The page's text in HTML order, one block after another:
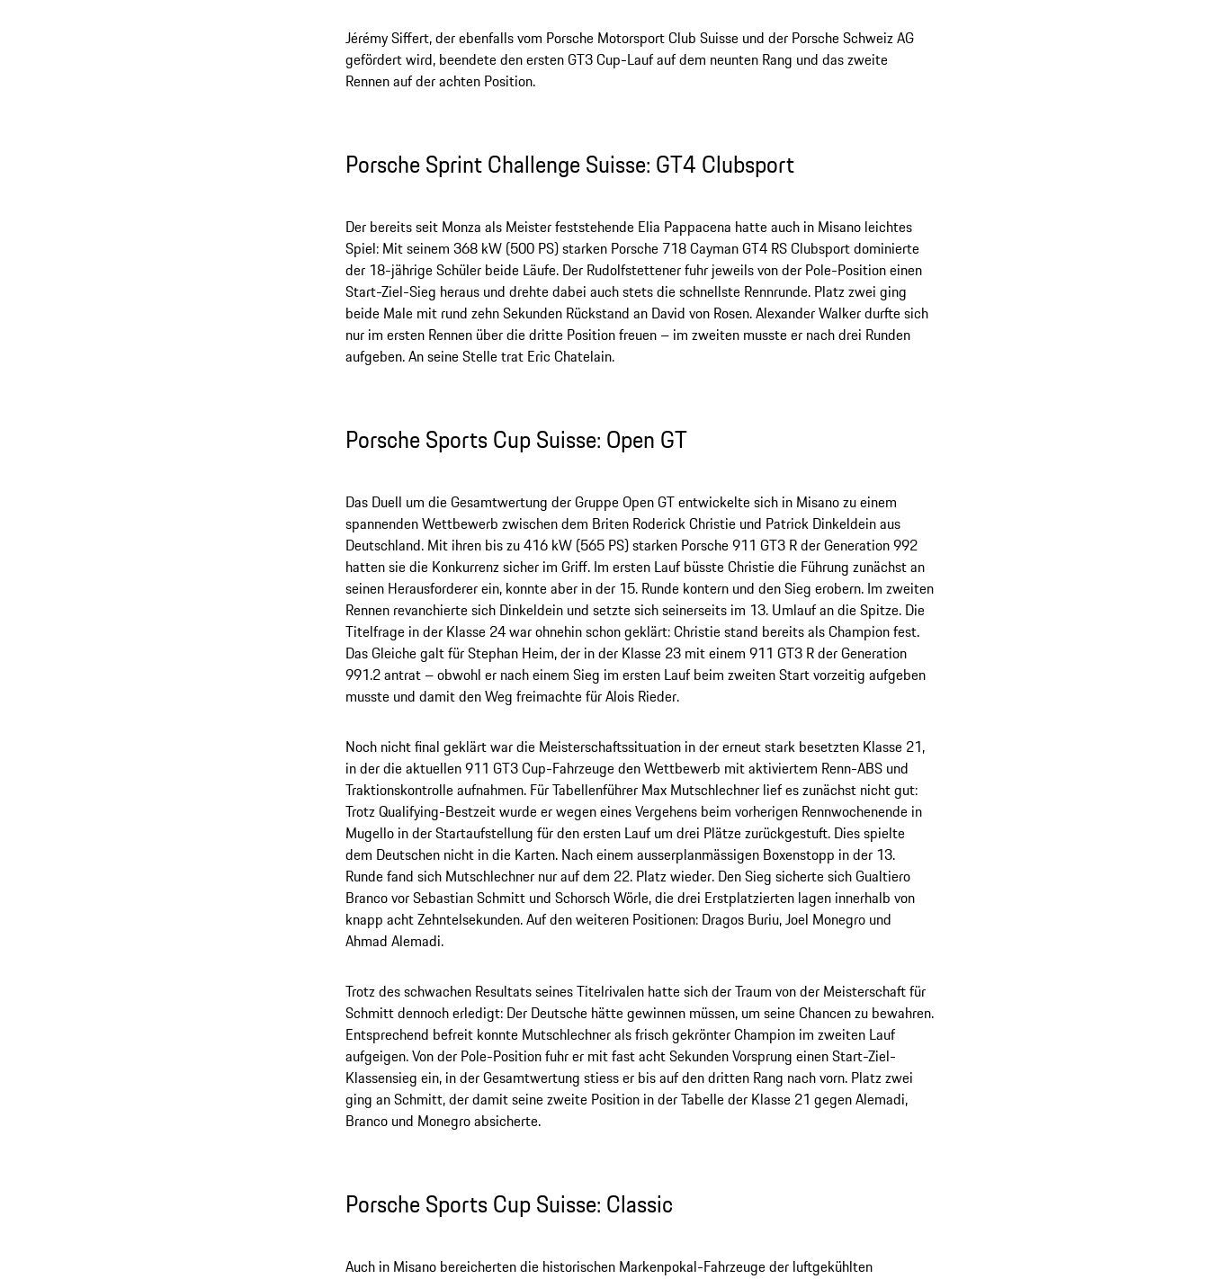
Jérémy Siffert, der ebenfalls vom Porsche Motorsport Club Suisse und der Porsche Schweiz AG
gefördert wird, beendete den ersten GT3 Cup-Lauf auf dem neunten Rang und das zweite
Rennen auf der achten Position.
Porsche Sprint Challenge Suisse: GT4 Clubsport
Der bereits seit Monza als Meister feststehende Elia Pappacena hatte auch in Misano leichtes
Spiel: Mit seinem 368 kW (500 PS) starken Porsche 718 Cayman GT4 RS Clubsport dominierte
der 18-jährige Schüler beide Läufe. Der Rudolfstettener fuhr jeweils von der Pole-Position einen
Start-Ziel-Sieg heraus und drehte dabei auch stets die schnellste Rennrunde. Platz zwei ging
beide Male mit rund zehn Sekunden Rückstand an David von Rosen. Alexander Walker durfte sich
nur im ersten Rennen über die dritte Position freuen – im zweiten musste er nach drei Runden
aufgeben. An seine Stelle trat Eric Chatelain.
Porsche Sports Cup Suisse: Open GT
Das Duell um die Gesamtwertung der Gruppe Open GT entwickelte sich in Misano zu einem
spannenden Wettbewerb zwischen dem Briten Roderick Christie und Patrick Dinkeldein aus
Deutschland. Mit ihren bis zu 416 kW (565 PS) starken Porsche 911 GT3 R der Generation 992
hatten sie die Konkurrenz sicher im Griff. Im ersten Lauf büsste Christie die Führung zunächst an
seinen Herausforderer ein, konnte aber in der 15. Runde kontern und den Sieg erobern. Im zweiten
Rennen revanchierte sich Dinkeldein und setzte sich seinerseits im 13. Umlauf an die Spitze. Die
Titelfrage in der Klasse 24 war ohnehin schon geklärt: Christie stand bereits als Champion fest.
Das Gleiche galt für Stephan Heim, der in der Klasse 23 mit einem 911 GT3 R der Generation
991.2 antrat – obwohl er nach einem Sieg im ersten Lauf beim zweiten Start vorzeitig aufgeben
musste und damit den Weg freimachte für Alois Rieder.
Noch nicht final geklärt war die Meisterschaftssituation in der erneut stark besetzten Klasse 21,
in der die aktuellen 911 GT3 Cup-Fahrzeuge den Wettbewerb mit aktiviertem Renn-ABS und
Traktionskontrolle aufnahmen. Für Tabellenführer Max Mutschlechner lief es zunächst nicht gut:
Trotz Qualifying-Bestzeit wurde er wegen eines Vergehens beim vorherigen Rennwochenende in
Mugello in der Startaufstellung für den ersten Lauf um drei Plätze zurückgestuft. Dies spielte
dem Deutschen nicht in die Karten. Nach einem ausserplanmässigen Boxenstopp in der 13.
Runde fand sich Mutschlechner nur auf dem 22. Platz wieder. Den Sieg sicherte sich Gualtiero
Branco vor Sebastian Schmitt und Schorsch Wörle, die drei Erstplatzierten lagen innerhalb von
knapp acht Zehntelsekunden. Auf den weiteren Positionen: Dragos Buriu, Joel Monegro und
Ahmad Alemadi.
Trotz des schwachen Resultats seines Titelrivalen hatte sich der Traum von der Meisterschaft für
Schmitt dennoch erledigt: Der Deutsche hätte gewinnen müssen, um seine Chancen zu bewahren.
Entsprechend befreit konnte Mutschlechner als frisch gekrönter Champion im zweiten Lauf
aufgeigen. Von der Pole-Position fuhr er mit fast acht Sekunden Vorsprung einen Start-Ziel-
Klassensieg ein, in der Gesamtwertung stiess er bis auf den dritten Rang nach vorn. Platz zwei
ging an Schmitt, der damit seine zweite Position in der Tabelle der Klasse 21 gegen Alemadi,
Branco und Monegro absicherte.
Porsche Sports Cup Suisse: Classic
Auch in Misano bereicherten die historischen Markenpokal-Fahrzeuge der luftgekühlten